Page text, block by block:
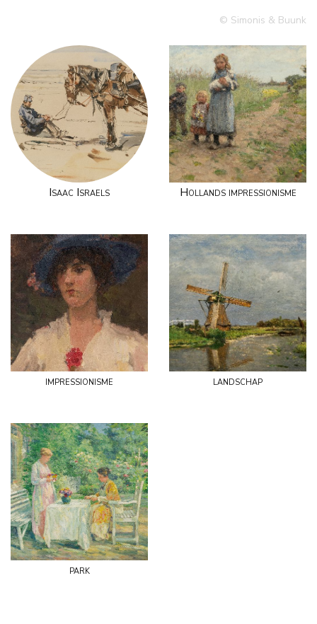
© Simonis & Buunk
Isaac Israels Hollands impressionisme
impressionisme landschap
park